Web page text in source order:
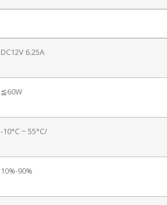
DC12V 6.25A
≦60W
-10°C ~ 55°C/
10%-90%